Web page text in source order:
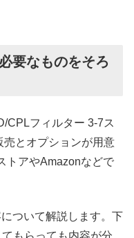
要なものをそろ
CPLフィルター 3-7ス
売とオプションが用意
トアやAmazonなどで
ついて解説します。下
もらっても内容が分